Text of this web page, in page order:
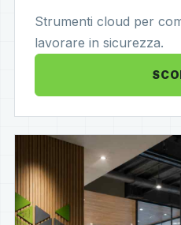
Strumenti cloud per
lavorare in sicurezza.